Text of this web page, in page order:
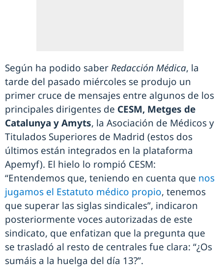
Según ha podido saberRedacción Médica, la
tarde del pasado miércoles se produjo un
primer cruce de mensajes entre algunos de los
principales dirigentes de CESM, Metges de
Catalunya y Amyts, la Asociación de Médicos y
Titulados Superiores de Madrid (estos dos
últimos están integrados en la plataforma
Apemyf). El hielo lo rompió CESM:
“Entendemos que, teniendo en cuenta que nos
jugamos el Estatuto médico propio, tenemos
que superar las siglas sindicales”, indicaron
posteriormente voces autorizadas de este
sindicato, que enfatizan que la pregunta que
se trasladó al resto de centrales fue clara: “¿Os
sumáis a la huelga del día 13?”.